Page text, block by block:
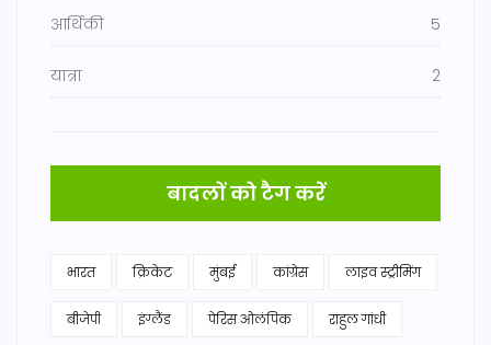
आर्थिकी 5
यात्रा 2
बादलों को टैग करें
भारत क्रिकेट मुंबई कांग्रेस लाइव स्ट्रीमिंग
बीजेपी इंग्लैंड पेरिस ओलंपिक राहुल गांधी